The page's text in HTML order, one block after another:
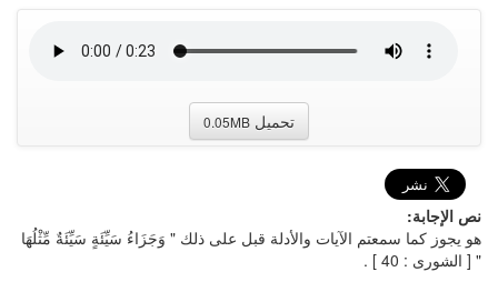
تحميل 0.05MB
نص الإجابة:
هو يجوز كما سمعتم الآيات والأدلة قبل على ذلك " وَجَزَاءُ سَيِّئَةٍ سَيِّئَةٌ مِّثْلُهَا
" [ الشورى : 40 ] .